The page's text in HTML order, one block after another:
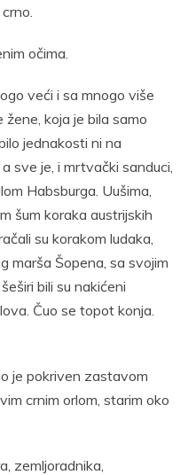
očima.
veći i sa mnogo više
koja je bila samo
jednakosti ni na
sve je, i mrtvački sanduci,
Habsburga. Uušima,
šum koraka austrijskih
su korakom ludaka,
marša Šopena, sa svojim
bili su nakićeni
Čuo se topot konja.
je pokriven zastavom
crnim orlom, starim oko
zemljoradnika,